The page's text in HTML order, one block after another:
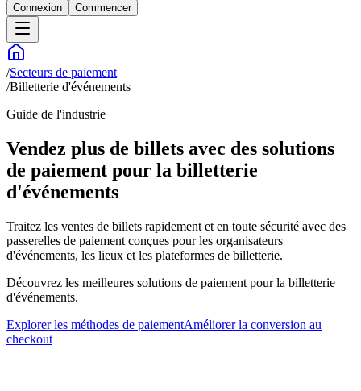
Connexion Commencer
/Secteurs de paiement
/Billetterie d'événements
Guide de l'industrie
Vendez plus de billets avec des solutions
de paiement pour la billetterie
d'événements
Traitez les ventes de billets rapidement et en toute sécurité avec des
passerelles de paiement conçues pour les organisateurs
d'événements, les lieux et les plateformes de billetterie.
Découvrez les meilleures solutions de paiement pour la billetterie
d'événements.
Explorer les méthodes de paiementAméliorer la conversion au
checkout